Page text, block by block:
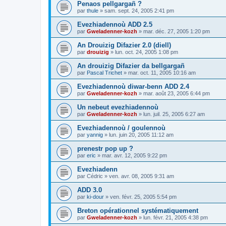
Penaos pellgargañ ?
par thule » sam. sept. 24, 2005 2:41 pm
Evezhiadennoù ADD 2.5
par Gweladenner-kozh » mar. déc. 27, 2005 1:20 pm
An Drouizig Difazier 2.0 (diell)
par drouizig » lun. oct. 24, 2005 1:08 pm
An drouizig Difazier da bellgargañ
par Pascal Trichet » mar. oct. 11, 2005 10:16 am
Evezhiadennoù diwar-benn ADD 2.4
par Gweladenner-kozh » mar. août 23, 2005 6:44 pm
Un nebeut evezhiadennoù
par Gweladenner-kozh » lun. juil. 25, 2005 6:27 am
Evezhiadennoù / goulennoù
par yannig » lun. juin 20, 2005 11:12 am
prenestr pop up ?
par eric » mar. avr. 12, 2005 9:22 pm
Evezhiadenn
par Cédric » ven. avr. 08, 2005 9:31 am
ADD 3.0
par ki-dour » ven. févr. 25, 2005 5:54 pm
Breton opérationnel systématiquement
par Gweladenner-kozh » lun. févr. 21, 2005 4:38 pm